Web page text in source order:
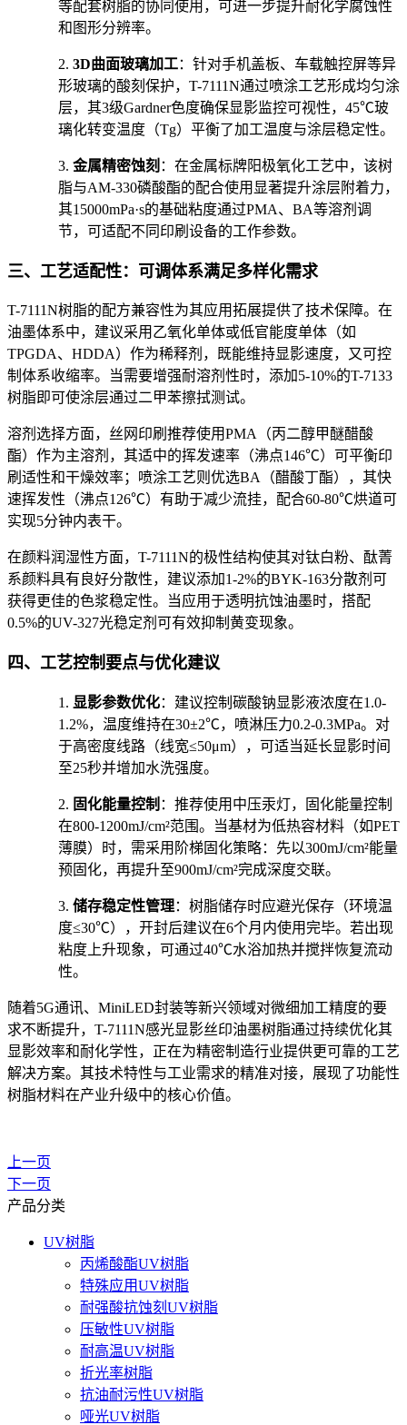
等配套树脂的协同使用，可进一步提升耐化学腐蚀性
和图形分辨率。
2. 3D曲面玻璃加工：针对手机盖板、车载触控屏等异
形玻璃的酸刻保护，T-7111N通过喷涂工艺形成均匀涂
层，其3级Gardner色度确保显影监控可视性，45℃玻
璃化转变温度（Tg）平衡了加工温度与涂层稳定性。
3. 金属精密蚀刻 ：在金属标牌阳极氧化工艺中，该树
脂与AM-330磷酸酯的配合使用显著提升涂层附着力，
其15000mPa·s的基础粘度通过PMA、BA等溶剂调
节，可适配不同印刷设备的工作参数。
三、工艺适配性：可调体系满足多样化需求
T-7111N树脂的配方兼容性为其应用拓展提供了技术保障。在
油墨体系中，建议采用乙氧化单体或低官能度单体（如
TPGDA、HDDA）作为稀释剂，既能维持显影速度，又可控
制体系收缩率。当需要增强耐溶剂性时，添加5-10%的T-7133
树脂即可使涂层通过二甲苯擦拭测试。
溶剂选择方面，丝网印刷推荐使用PMA（丙二醇甲醚醋酸
酯）作为主溶剂，其适中的挥发速率（沸点146℃）可平衡印
刷适性和干燥效率；喷涂工艺则优选BA（醋酸丁酯），其快
速挥发性（沸点126℃）有助于减少流挂，配合60-80℃烘道可
实现5分钟内表干。
在颜料润湿性方面，T-7111N的极性结构使其对钛白粉、酞菁
系颜料具有良好分散性，建议添加1-2%的BYK-163分散剂可
获得更佳的色浆稳定性。当应用于透明抗蚀油墨时，搭配
0.5%的UV-327光稳定剂可有效抑制黄变现象。
四、工艺控制要点与优化建议
1. 显影参数优化：建议控制碳酸钠显影液浓度在1.0-
1.2%，温度维持在30±2℃，喷淋压力0.2-0.3MPa。对
于高密度线路（线宽≤50μm），可适当延长显影时间
至25秒并增加水洗强度。
2. 固化能量控制 ：推荐使用中压汞灯，固化能量控制
在800-1200mJ/cm²范围。当基材为低热容材料（如PET
薄膜）时，需采用阶梯固化策略：先以300mJ/cm²能量
预固化，再提升至900mJ/cm²完成深度交联。
3. 储存稳定性管理：树脂储存时应避光保存（环境温
度≤30℃），开封后建议在6个月内使用完毕。若出现
粘度上升现象，可通过40℃水浴加热并搅拌恢复流动
性。
随着5G通讯、MiniLED封装等新兴领域对微细加工精度的要
求不断提升，T-7111N感光显影丝印油墨树脂通过持续优化其
显影效率和耐化学性，正在为精密制造行业提供更可靠的工艺
解决方案。其技术特性与工业需求的精准对接，展现了功能性
树脂材料在产业升级中的核心价值。
上一页
下一页
产品分类
UV树脂
丙烯酸酯UV树脂
特殊应用UV树脂
耐强酸抗蚀刻UV树脂
压敏性UV树脂
耐高温UV树脂
折光率树脂
抗油耐污性UV树脂
哑光UV树脂